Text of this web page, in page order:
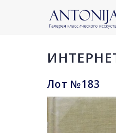
Лот №183